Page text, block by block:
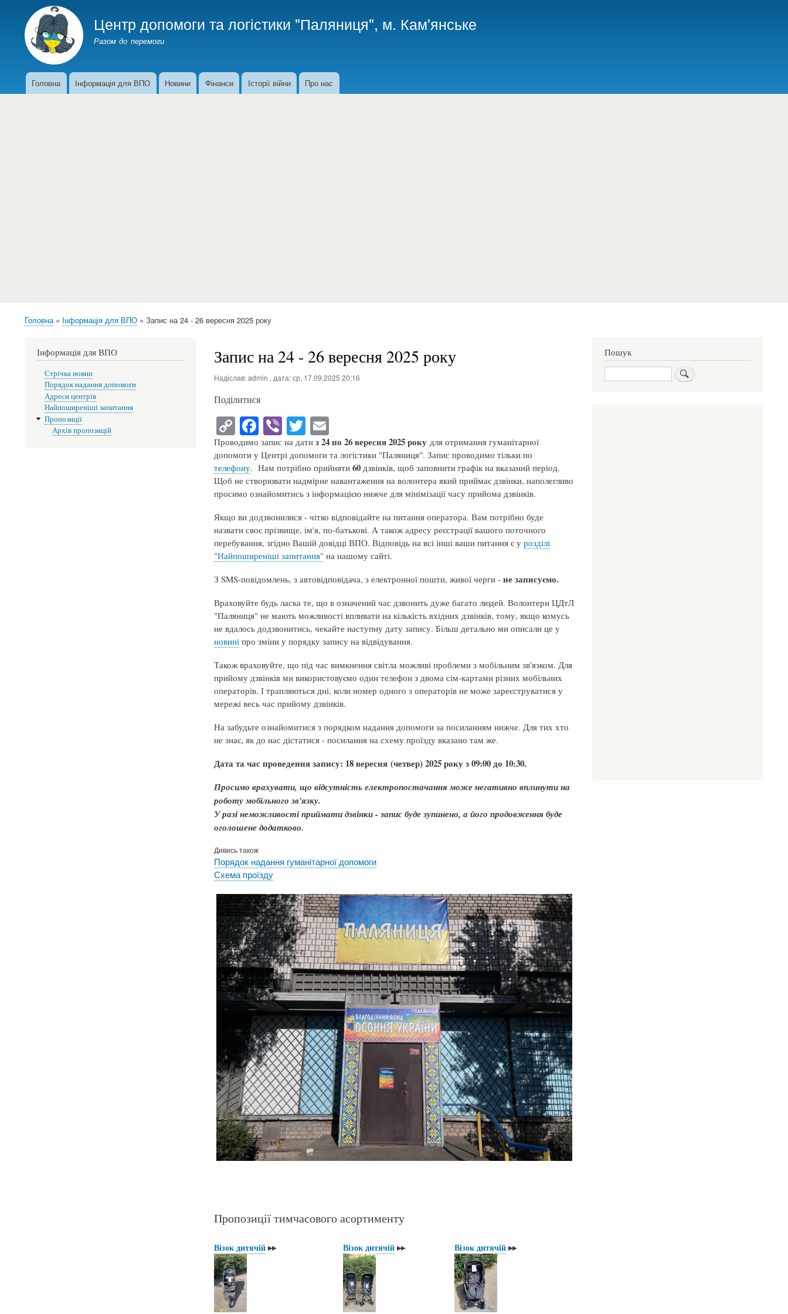
до
основного
Центр допомоги та логістики "Паляниця", м. Кам'янське
Разом до перемоги
Основна
Головна Інформація для ВПО Новини Фінанси Історії війни Про нас
Рядок
Головна Інформація для ВПО Запис на 24 - 26 вересня 2025 року
Запис на 24 - 26 вересня 2025 року
Надіслав:admin , дата:ср, 17.09.2025 20:16
Поділитися
C
op
y
Li
nk
Fa
ce
bo
ok
Vi
be
r
T
wi
tte
r
E
m
ail
Проводимо запис на дати з 24 по 26 вересня 2025 року для отримання гуманітарної
допомоги у Центрі допомоги та логістики "Паляниця". Запис проводимо тільки по
телефону. Нам потрібно прийняти 60дзвінків, щоб заповнити графік на вказаний період.
Щоб не створювати надмірне навантаження на волонтера який приймає дзвінки, наполегливо
просимо ознайомитись з інформацією нижче для мінімізації часу прийома дзвінків.
Якщо ви додзвонилися - чітко відповідайте на питання оператора. Вам потрібно буде
назвати своє прізвище, ім'я, по-батькові. А також адресу реєстрації вашого поточного
перебування, згідно Вашій довідці ВПО. Відповідь на всі інші ваши питання є у розділі
"Найпоширеніші запитання" на нашому сайті.
З SMS-повідомлень, з автовідповідача, з електронної пошти, живої черги - не записуємо.
Враховуйте будь ласка те, що в означений час дзвонить дуже багато людей. Волонтери ЦДтЛ
"Паляниця" не мають можливості впливати на кількість вхідних дзвінків, тому, якщо комусь
не вдалось додзвонитись, чекайте наступну дату запису. Більш детально ми описали це у
новині про зміни у порядку запису на відвідування.
Також враховуйте, що під час вимкнення світла можливі проблеми з мобільним зв'язком. Для
прийому дзвінків ми використовуємо один телефон з двома сім-картами різних мобільних
операторів. І трапляються дні, коли номер одного з операторів не може зареєструватися у
мережі весь час прийому дзвінків.
На забудьте ознайомитися з порядком надання допомоги за посиланням нижче. Для тих хто
не знає, як до нас дістатися - посилання на схему проїзду вказано там же.
Дата та час проведення запису: 18 вересня (четвер) 2025 року з 09:00 до 10:30.
Просимо врахувати, що відсутність електропостачання може негативно вплинути на
роботу мобільного зв'язку.
У разі неможливості приймати дзвінки - запис буде зупинено, а його продовження буде
оголошене додатково.
Дивись також
Порядок надання гуманітарної допомоги
Схема проїзду
Пропозиції тимчасового асортименту
Візок дитячій▸▸ Візок дитячій▸▸ Візок дитячій▸▸
Інформація для ВПО
Стрічка новин
Порядок надання допомоги
Адреси центрів
Найпоширеніші запитання
Пропозиції
Архів пропозицій
Пошук
Пошук